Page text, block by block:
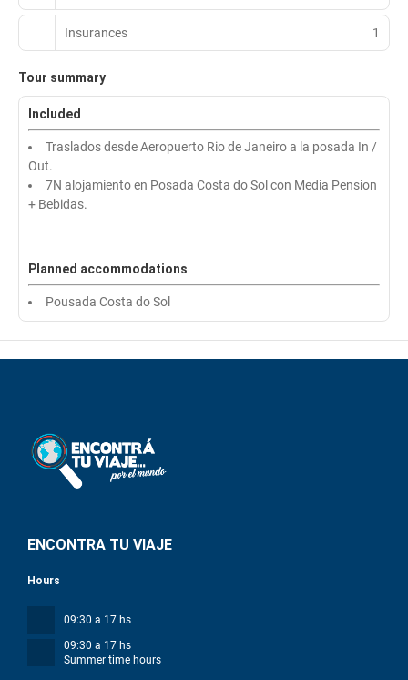
Insurances 1
Tour summary
Included
Traslados desde Aeropuerto Rio de Janeiro a la posada In /
Out.
7N alojamiento en Posada Costa do Sol con Media Pension
+ Bebidas.
Planned accommodations
Pousada Costa do Sol
ENCONTRA TU VIAJE
Hours
09:30 a 17 hs
09:30 a 17 hs
Summer time hours